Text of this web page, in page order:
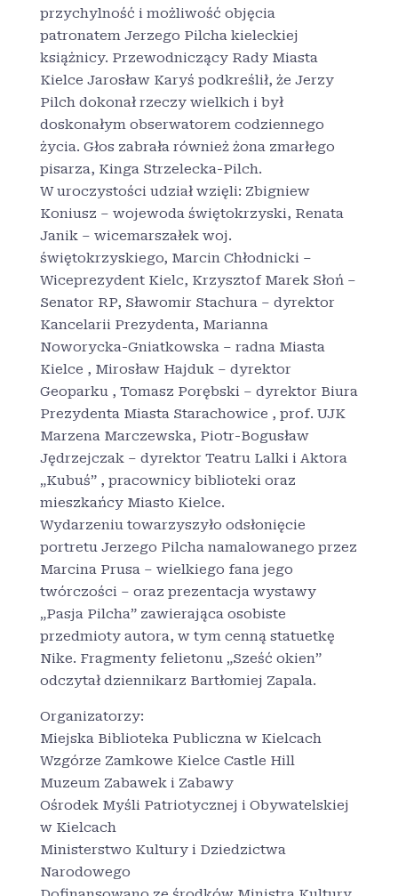
przychylność i możliwość objęcia
patronatem Jerzego Pilcha kieleckiej
książnicy. Przewodniczący Rady Miasta
Kielce Jarosław Karyś podkreślił, że Jerzy
Pilch dokonał rzeczy wielkich i był
doskonałym obserwatorem codziennego
życia. Głos zabrała również żona zmarłego
pisarza, Kinga Strzelecka-Pilch.
W uroczystości udział wzięli: Zbigniew
Koniusz – wojewoda świętokrzyski, Renata
Janik – wicemarszałek woj.
świętokrzyskiego, Marcin Chłodnicki –
Wiceprezydent Kielc, Krzysztof Marek Słoń –
Senator RP, Sławomir Stachura – dyrektor
Kancelarii Prezydenta, Marianna
Noworycka-Gniatkowska – radna Miasta
Kielce , Mirosław Hajduk – dyrektor
Geoparku , Tomasz Porębski – dyrektor Biura
Prezydenta Miasta Starachowice , prof. UJK
Marzena Marczewska, Piotr-Bogusław
Jędrzejczak – dyrektor Teatru Lalki i Aktora
„Kubuś” , pracownicy biblioteki oraz
mieszkańcy Miasto Kielce.
Wydarzeniu towarzyszyło odsłonięcie
portretu Jerzego Pilcha namalowanego przez
Marcina Prusa – wielkiego fana jego
twórczości – oraz prezentacja wystawy
„Pasja Pilcha” zawierająca osobiste
przedmioty autora, w tym cenną statuetkę
Nike. Fragmenty felietonu „Sześć okien”
odczytał dziennikarz Bartłomiej Zapala.
Organizatorzy:
Miejska Biblioteka Publiczna w Kielcach
Wzgórze Zamkowe Kielce Castle Hill
Muzeum Zabawek i Zabawy
Ośrodek Myśli Patriotycznej i Obywatelskiej
w Kielcach
Ministerstwo Kultury i Dziedzictwa
Narodowego